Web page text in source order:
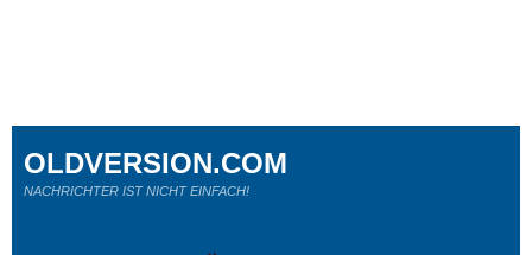
OLDVERSION.COM
NACHRICHTER IST NICHT EINFACH!